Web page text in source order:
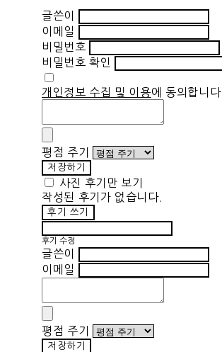
글쓴이
이메일
비밀번호
비밀번호 확인
개인정보 수집 및 이용에 동의합니다.
평점 주기
저장하기
사진 후기만 보기
작성된 후기가 없습니다.
후기 쓰기
후기 수정
글쓴이
이메일
평점 주기
저장하기